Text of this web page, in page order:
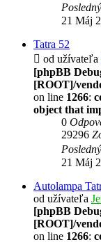
21 Máj
Tatra 52
od užívateľa
[phpBB
[ROOT]/
on line 1266:
object that
0
29296
21 Máj
Autolampa
od užívateľa
[phpBB
[ROOT]/
on line 1266: